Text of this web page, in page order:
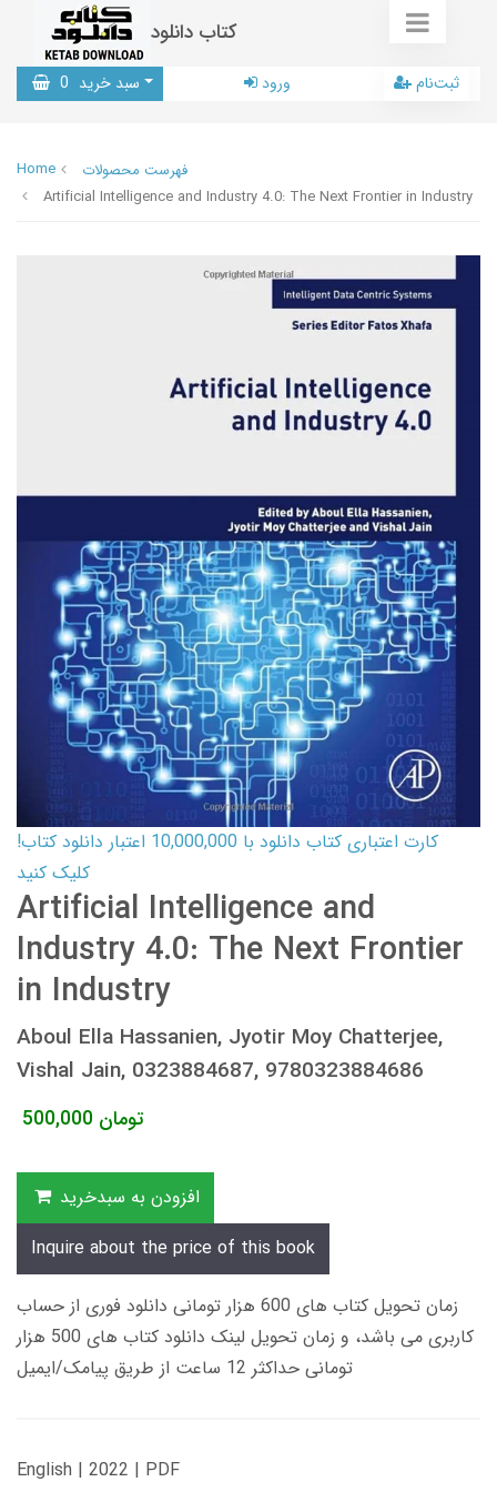
کتاب دانلود
سبد خرید 0 ورود ثبت‌نام
Home
فهرست محصولات
Artificial Intelligence and Industry 4.0: The Next Frontier in Industry
کارت اعتباری کتاب دانلود با 10,000,000 اعتبار دانلود کتاب!
کلیک کنید
Artificial Intelligence and
Industry 4.0: The Next Frontier
in Industry
Aboul Ella Hassanien, Jyotir Moy Chatterjee,
Vishal Jain, 0323884687, 9780323884686
500,000 تومان
افزودن به سبدخرید
Inquire about the price of this book
زمان تحویل کتاب های 600 هزار تومانی دانلود فوری از حساب
کاربری می باشد، و زمان تحویل لینک دانلود کتاب های 500 هزار
تومانی حداکثر 12 ساعت از طریق پیامک/ایمیل
English | 2022 | PDF